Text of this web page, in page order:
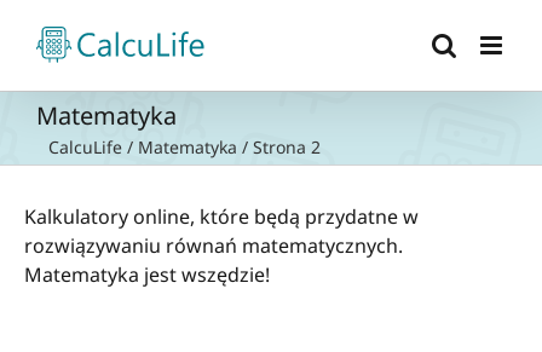
zawartości
Matematyka
CalcuLife / Matematyka / Strona 2
Kalkulatory online, które będą przydatne w
rozwiązywaniu równań matematycznych.
Matematyka jest wszędzie!